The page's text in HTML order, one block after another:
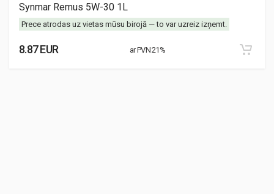
Synmar Remus 5W-30 1L
Prece atrodas uz vietas mūsu birojā — to var uzreiz izņemt.
8.87 EUR ar PVN 21%